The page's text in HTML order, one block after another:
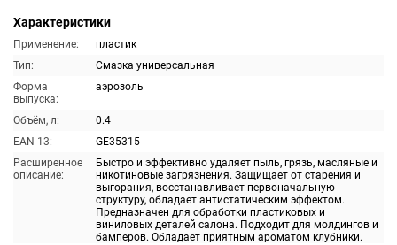
Характеристики
Применение:
пластик
Тип:
Смазка универсальная
Форма
выпуска:
аэрозоль
Объём, л:
0.4
EAN-13:
GE35315
Расширенное
описание:
Быстро и эффективно удаляет пыль, грязь, масляные и
никотиновые загрязнения. Защищает от старения и
выгорания, восстанавливает первоначальную
структуру, обладает антистатическим эффектом.
Предназначен для обработки пластиковых и
виниловых деталей салона. Подходит для молдингов и
бамперов. Обладает приятным ароматом клубники.